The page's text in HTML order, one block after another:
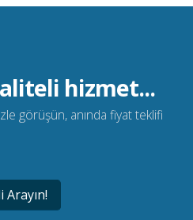
hizmet...
görüşün, anında fiyat teklifi
Arayın!